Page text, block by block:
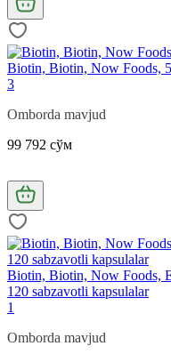
Biotin, Biotin, Now Foods,
3
Omborda mavjud
99 792 сўм
Biotin, Biotin, Now Foods,
120 sabzavotli kapsulalar
1
Omborda mavjud